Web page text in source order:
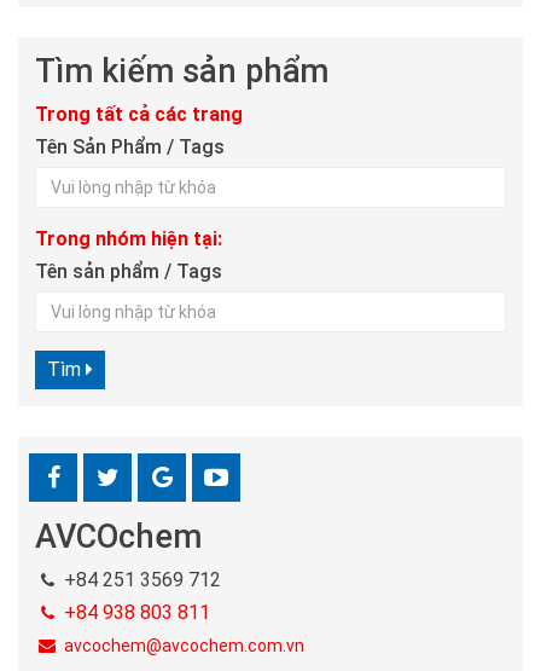
Tìm kiếm sản phẩm
Trong tất cả các trang
Tên Sản Phẩm / Tags
Trong nhóm hiện tại:
Tên sản phẩm / Tags
Tìm
AVCOchem
+84 251 3569 712
+84 938 803 811
avcochem@avcochem.com.vn